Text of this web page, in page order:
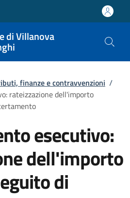
di Villanova
finanze e contravvenzioni /
rateizzazione dell'importo
esecutivo:
dell'importo
di